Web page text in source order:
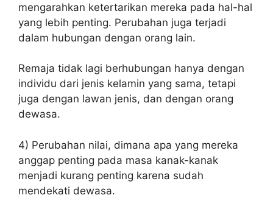
mengarahkan ketertarikan mereka pada hal-hal
yang lebih penting. Perubahan juga terjadi
dalam hubungan dengan orang lain.
Remaja tidak lagi berhubungan hanya dengan
individu dari jenis kelamin yang sama, tetapi
juga dengan lawan jenis, dan dengan orang
dewasa.
4) Perubahan nilai, dimana apa yang mereka
anggap penting pada masa kanak-kanak
menjadi kurang penting karena sudah
mendekati dewasa.